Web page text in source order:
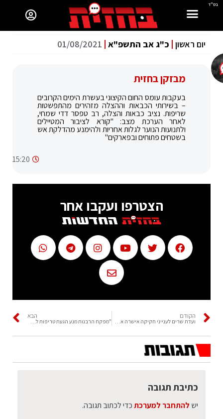
בס"ד
יום ראשון כ"ג אב התשפ"א 01/08/2021
מבזקן בחזית
בעקבות עומס החום הקיצוני בעשרת הימים הקרובים
– בשירותי הכבאות וההצלה מזהירים מהתפשטות
שריפות. נציב כבאות והצלה, רב טפסר דדי שמחי,
לאחר הערכת מצב: "קורא לציבור המטיילים
ולתנועות הנוער לגלות אחריות ולהימנע מהדלקת אש
בשטחים פתוחים ובפארקים"
15:20
הצטרפו ועקבו אחר
הקודם הבא
כתיבת תגובה
יש להתחבר למערכתכדי לכתוב תגובה.